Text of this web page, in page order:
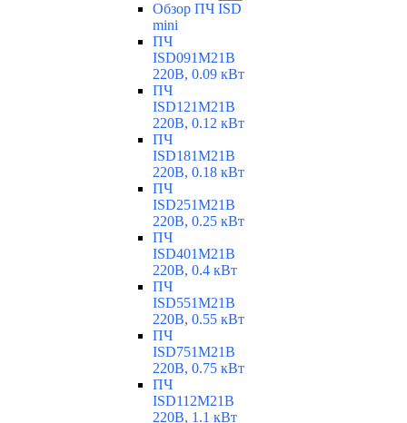
Обзор ПЧ ISD
mini
ПЧ
ISD091M21B
220В, 0.09 кВт
ПЧ
ISD121M21B
220В, 0.12 кВт
ПЧ
ISD181M21B
220В, 0.18 кВт
ПЧ
ISD251M21B
220В, 0.25 кВт
ПЧ
ISD401M21B
220В, 0.4 кВт
ПЧ
ISD551M21B
220В, 0.55 кВт
ПЧ
ISD751M21B
220В, 0.75 кВт
ПЧ
ISD112M21B
220В, 1.1 кВт